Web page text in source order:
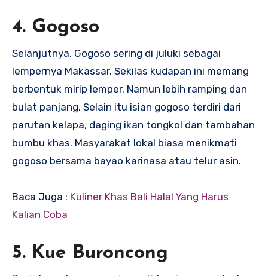
4. Gogoso
Selanjutnya, Gogoso sering di juluki sebagai
lempernya Makassar. Sekilas kudapan ini memang
berbentuk mirip lemper. Namun lebih ramping dan
bulat panjang. Selain itu isian gogoso terdiri dari
parutan kelapa, daging ikan tongkol dan tambahan
bumbu khas. Masyarakat lokal biasa menikmati
gogoso bersama bayao karinasa atau telur asin.
Baca Juga : Kuliner Khas Bali Halal Yang Harus
Kalian Coba
5. Kue Buroncong